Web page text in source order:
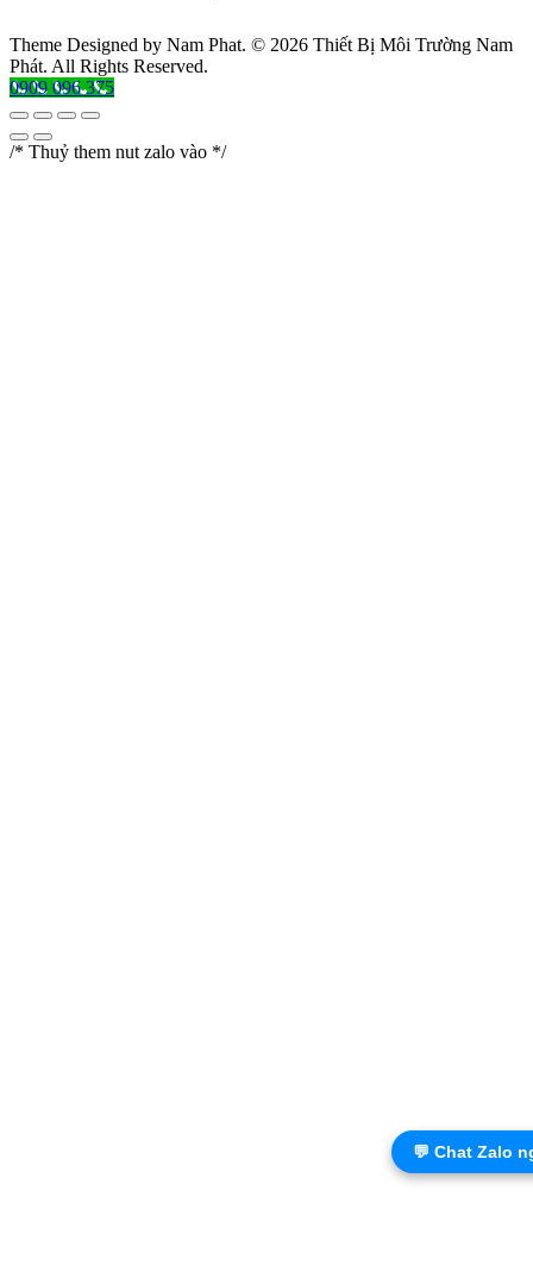
Theme Designed by Nam Phat. © 2026 Thiết Bị Môi Trường Nam
Phát. All Rights Reserved.
0909 096 375
/* Thuỷ them nut zalo vào */
💬 Chat Zalo